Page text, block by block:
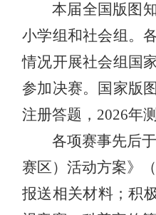
本届全国版图
小学组和社会组。
情况开展社会组国
参加决赛。国家版
注册答题，2026年
各项赛事先后
赛区）活动方案》
报送相关材料；积